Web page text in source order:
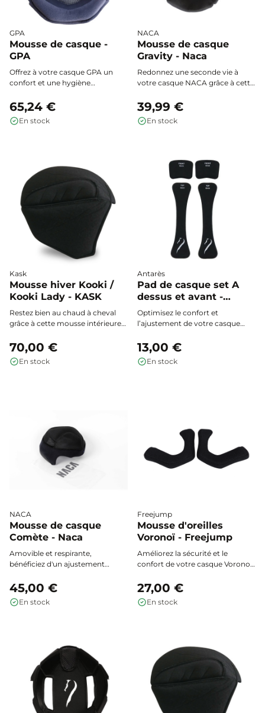
GPA
Mousse de casque -
GPA
Offrez à votre casque GPA un
confort et une hygiène
mousse intérieure d’un seul
tenant, ultra-douce,
antibactérienne, facile à installer,
65,24 €
En stock
NACA
Mousse de casque
Gravity - Naca
Redonnez une seconde vie à
votre casque NACA grâce à cette
ultra-douce et lavable en
machine, conçue pour un
confort optimal et un
39,99 €
En stock
Kask
Mousse hiver Kooki /
Kooki Lady - KASK
Restez bien au chaud à cheval
grâce à cette mousse intérieure
s’adapter parfaitement aux
casques KASK Kooki et Kooki
Lady, pour un confort optimal
70,00 €
En stock
Antarès
Pad de casque set A
dessus et avant -
Antarès
Optimisez le confort et
l’ajustement de votre casque
(dessus et avant), conçus pour
épouser parfaitement toutes les
formes de tête et offrir un
13,00 €
En stock
NACA
Mousse de casque
Comète - Naca
Amovible et respirante,
bénéficiez d'un ajustement
pratique de l'équitation
45,00 €
En stock
Freejump
Mousse d'oreilles
Voronoï - Freejump
Améliorez la sécurité et le
confort de votre casque Voronoï.
optimisent le maintien,
renforcent la protection
temporale et s’adaptent
27,00 €
En stock